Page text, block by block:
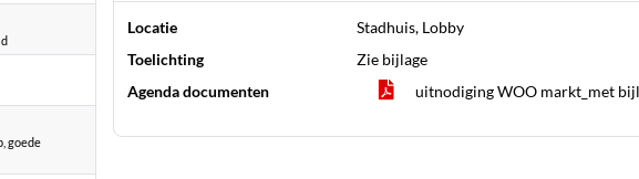
goede
Locatie
Stadhuis, Lobby
Toelichting
Zie bijlage
Agenda documenten
uitnodiging WOO markt_met